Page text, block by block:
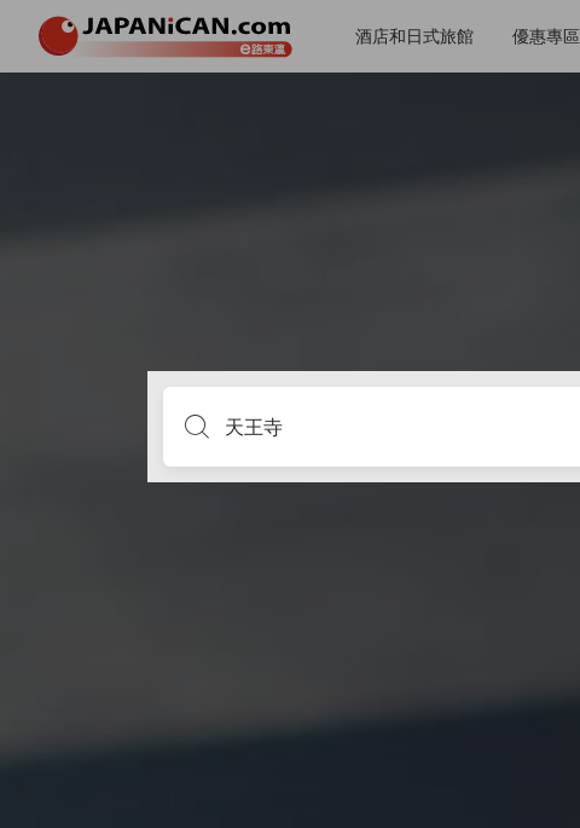
酒店和日式旅館 優惠專區